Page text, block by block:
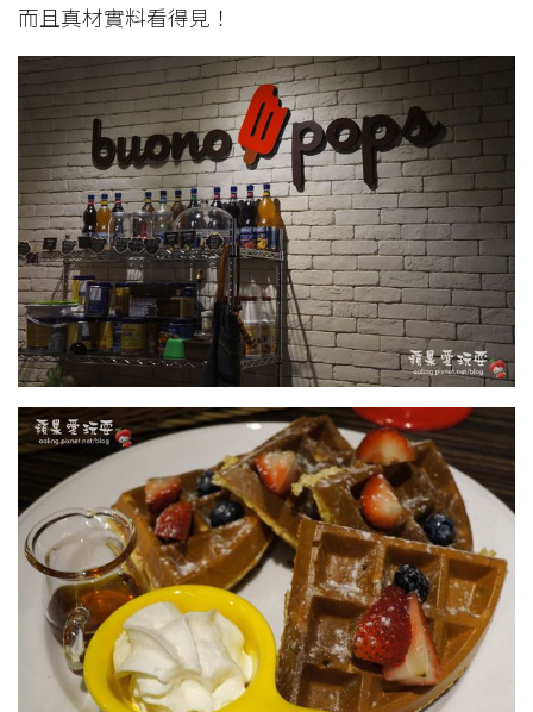
而且真材實料看得見！